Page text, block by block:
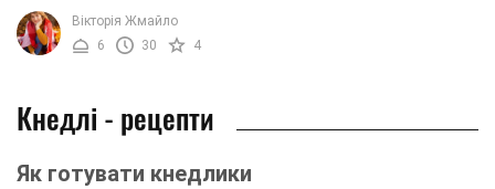
дуже легкими і смачними. Прості в ...
Вікторія Жмайло
6
30 4
Кнедлі - рецепти
Як готувати кнедлики